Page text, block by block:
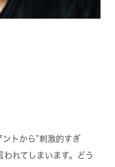
トから”刺激的すぎ
われてしまいます。どう